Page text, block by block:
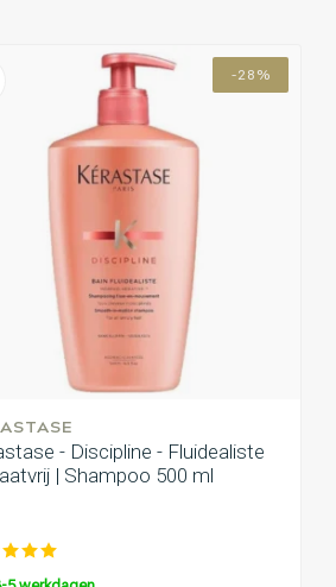
-28%
- Discipline - Fluidealiste
| Shampoo 500 ml